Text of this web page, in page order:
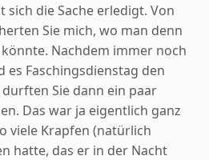
sich die Sache erledigt. Von
Sie mich, wo man denn
Nachdem immer noch
es Faschingsdienstag den
Sie dann ein paar
Das war ja eigentlich ganz
viele Krapfen (natürlich
hatte, das er in der Nacht